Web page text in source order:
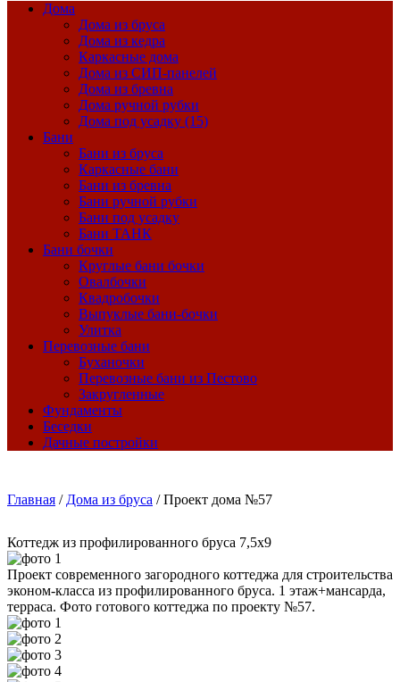
Дома
Дома из бруса
Дома из кедра
Каркасные дома
Дома из СИП-панелей
Дома из бревна
Дома ручной рубки
Дома под усадку (15)
Бани
Бани из бруса
Каркасные бани
Бани из бревна
Бани ручной рубки
Бани под усадку
Бани ТАНК
Бани бочки
Круглые бани бочки
Овалбочки
Квадробочки
Выпуклые бани-бочки
Улитка
Перевозные бани
Буханочки
Перевозные бани из Пестово
Закругленные
Фундаменты
Беседки
Дачные постройки
Главная / Дома из бруса /Проект дома №57
Коттедж из профилированного бруса 7,5х9
Проект современного загородного коттеджа для строительства
эконом-класса из профилированного бруса. 1 этаж+мансарда,
терраса. Фото готового коттеджа по проекту №57.